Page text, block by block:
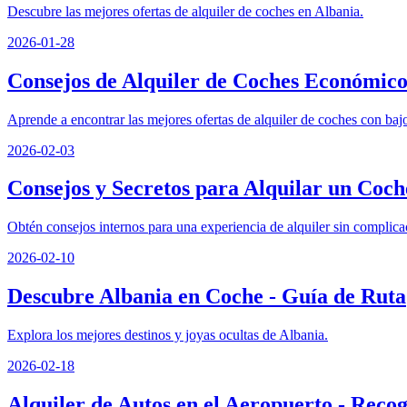
Descubre las mejores ofertas de alquiler de coches en Albania.
2026-01-28
Consejos de Alquiler de Coches
Aprende a encontrar las mejores ofertas de alquiler de coches con
2026-02-03
Consejos y Secretos para Alquilar un
Obtén consejos internos para una experiencia de alquiler sin
2026-02-10
Descubre Albania en Coche - Guía de Ruta
Explora los mejores destinos y joyas ocultas de Albania.
2026-02-18